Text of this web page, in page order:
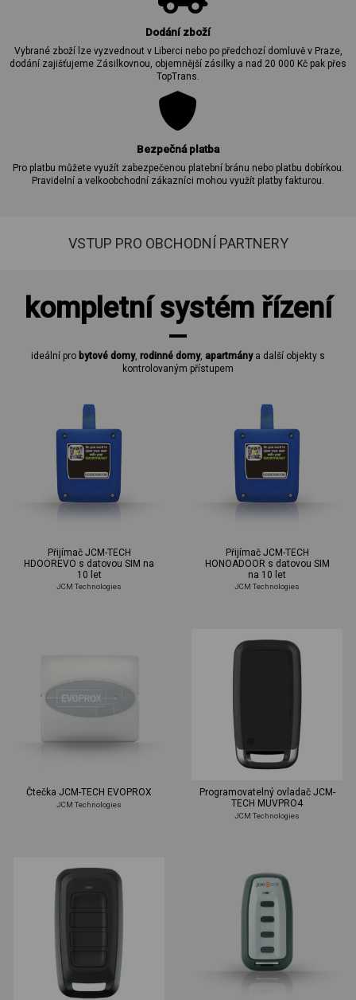
Dodání zboží
Vybrané zboží lze vyzvednout v Liberci nebo po předchozí domluvě v Praze,
dodání zajišťujeme Zásilkovnou, objemnější zásilky a nad 20 000 Kč pak přes
TopTrans.
Bezpečná platba
Pro platbu můžete využít zabezpečenou platební bránu nebo platbu dobírkou.
Pravidelní a velkoobchodní zákazníci mohou využít platby fakturou.
VSTUP PRO OBCHODNÍ PARTNERY
kompletní systém řízení
ideální pro bytové domy, rodinné domy, apartmánya další objekty s
kontrolovaným přístupem
Přijímač JCM-TECH
HDOOREVO s datovou SIM na
10 let
JCM Technologies
Přijímač JCM-TECH
HONOADOOR s datovou SIM
na 10 let
JCM Technologies
Čtečka JCM-TECH EVOPROX
JCM Technologies
Programovatelný ovladač JCM-
TECH MUVPRO4
JCM Technologies